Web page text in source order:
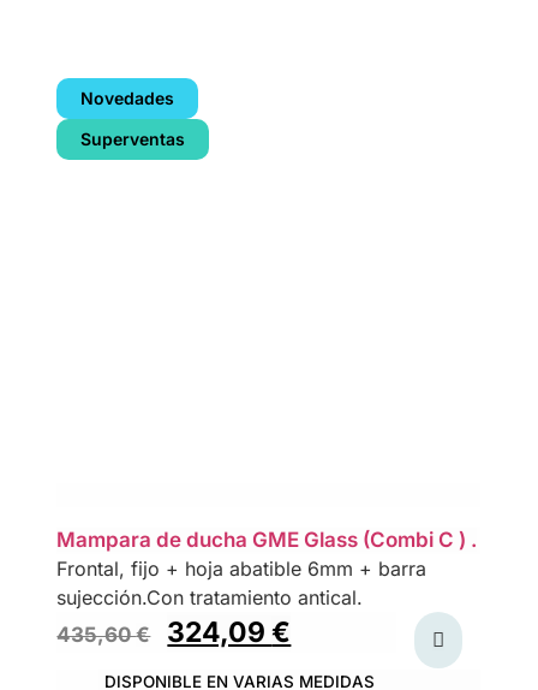
Novedades
Superventas
Mampara de ducha GME Glass (Combi C ) .
Frontal, fijo + hoja abatible 6mm + barra
sujección.Con tratamiento antical.
435,60€ 324,09€
DISPONIBLE EN VARIAS MEDIDAS